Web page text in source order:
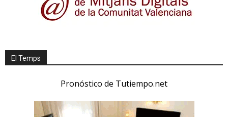
El Temps
Pronóstico de Tutiempo.net